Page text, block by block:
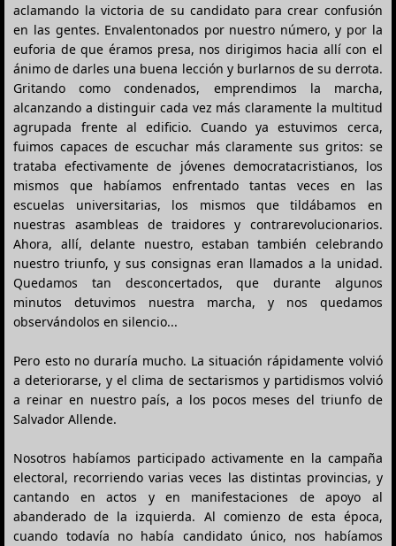
aclamando la victoria de su candidato para crear confusión
en las gentes. Envalentonados por nuestro número, y por la
euforia de que éramos presa, nos dirigimos hacia allí con el
ánimo de darles una buena lección y burlarnos de su derrota.
Gritando como condenados, emprendimos la marcha,
alcanzando a distinguir cada vez más claramente la multitud
agrupada frente al edificio. Cuando ya estuvimos cerca,
fuimos capaces de escuchar más claramente sus gritos: se
trataba efectivamente de jóvenes democratacristianos, los
mismos que habíamos enfrentado tantas veces en las
escuelas universitarias, los mismos que tildábamos en
nuestras asambleas de traidores y contrarevolucionarios.
Ahora, allí, delante nuestro, estaban también celebrando
nuestro triunfo, y sus consignas eran llamados a la unidad.
Quedamos tan desconcertados, que durante algunos
minutos detuvimos nuestra marcha, y nos quedamos
observándolos en silencio...
Pero esto no duraría mucho. La situación rápidamente volvió
a deteriorarse, y el clima de sectarismos y partidismos volvió
a reinar en nuestro país, a los pocos meses del triunfo de
Salvador Allende.
Nosotros habíamos participado activamente en la campaña
electoral, recorriendo varias veces las distintas provincias, y
cantando en actos y en manifestaciones de apoyo al
abanderado de la izquierda. Al comienzo de esta época,
cuando todavía no había candidato único, nos habíamos